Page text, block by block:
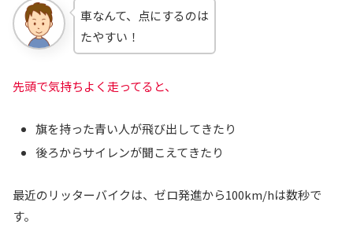
車なんて、点にするのは
たやすい！
先頭で気持ちよく走ってると、
旗を持った青い人が飛び出してきたり
後ろからサイレンが聞こえてきたり
最近のリッターバイクは、ゼロ発進から100km/hは数秒で
す。